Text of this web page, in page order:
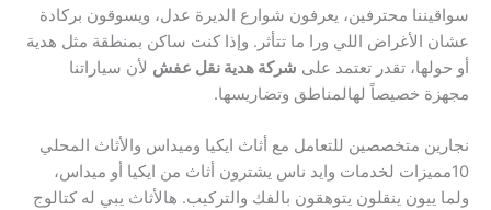
سواقيننا محترفين، يعرفون شوارع الديرة عدل، ويسوقون بركادة
عشان الأغراض اللي ورا ما تتأثر. وإذا كنت ساكن بمنطقة مثل هدية
أو حولها، تقدر تعتمد على شركة هدية نقل عفش لأن سياراتنا
مجهزة خصيصاً لهالمناطق وتضاريسها.
نجارين متخصصين للتعامل مع أثاث ايكيا وميداس والأثاث المحلي
10مميزات لخدمات وايد ناس يشترون أثاث من ايكيا أو ميداس،
ولما ييون ينقلون يتوهقون بالفك والتركيب. هالأثاث يبي له كتالوج